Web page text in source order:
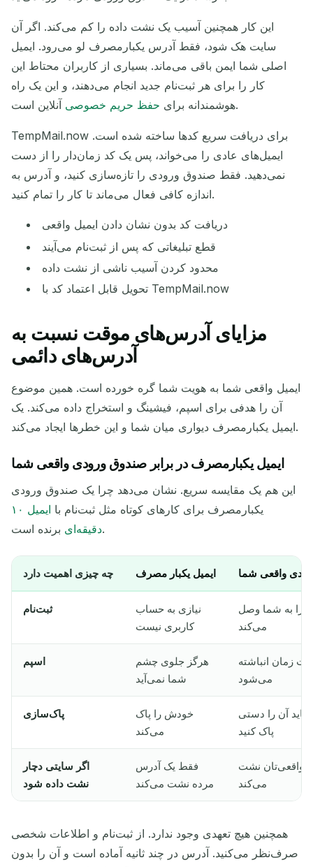
این کار همچنین آسیب یک نشت داده را کم می‌کند. اگر آن
سایت هک شود، فقط آدرس یکبارمصرف لو می‌رود. ایمیل
اصلی شما ایمن باقی می‌ماند. بسیاری از کاربران محتاط این
کار را برای هر ثبت‌نام جدید انجام می‌دهند، و این یک راه
هوشمندانه برای حفظ حریم خصوصی آنلاین است.
TempMail.now برای دریافت سریع کدها ساخته شده است.
ایمیل‌های عادی را می‌خواند، پس یک کد زمان‌دار را از دست
نمی‌دهید. فقط صندوق ورودی را تازه‌سازی کنید، و آدرس به
اندازه کافی فعال می‌ماند تا کار را تمام کنید.
دریافت کد بدون نشان دادن ایمیل واقعی
قطع تبلیغاتی که پس از ثبت‌نام می‌آیند
محدود کردن آسیب ناشی از نشت داده
تحویل قابل اعتماد کد با TempMail.now
مزایای آدرس‌های موقت نسبت به
آدرس‌های دائمی
ایمیل واقعی شما به هویت شما گره خورده است. همین موضوع
آن را هدفی برای اسپم، فیشینگ و استخراج داده می‌کند. یک
ایمیل یکبارمصرف دیواری میان شما و این خطرها ایجاد می‌کند.
ایمیل یکبارمصرف در برابر صندوق ورودی واقعی شما
این هم یک مقایسه سریع. نشان می‌دهد چرا یک صندوق ورودی
یکبارمصرف برای کارهای کوتاه مثل ثبت‌نام با
ایمیل ۱۰
دقیقه‌ایبرنده است.
چه چیزی اهمیت دارد ایمیل یکبار مصرف واقعی شما
ثبت‌نام
نیازی به حساب
کاربری نیست
را به شما وصل
می‌کند
اسپم
هرگز جلوی چشم
شما نمی‌آید
زمان انباشته
می‌شود
پاک‌سازی
خودش را پاک
می‌کند
باید آن را دستی
پاک کنید
اگر سایتی دچار
نشت داده شود
فقط یک آدرس
مرده نشت می‌کند
واقعی‌تان نشت
می‌کند
همچنین هیچ تعهدی وجود ندارد. از ثبت‌نام و اطلاعات شخصی
صرف‌نظر می‌کنید. آدرس در چند ثانیه آماده است و آن را بدون